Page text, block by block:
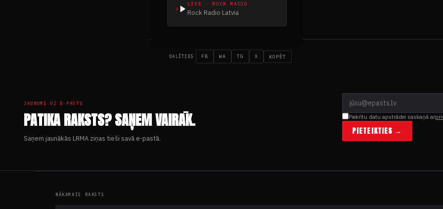
LIVE · ROCK RADIO
Rock Radio Latvia
DALĪTIES FB WA TG X KOPĒT
JAUNUMI UZ E-PASTU
PATIKA RAKSTS? SAŅEM VAIRĀK.
Saņem jaunākās LRMA ziņas tieši savā e-pastā.
Piekrītu datu apstrādei saskaņā ar
PIETEIKTIES →
NĀKAMAIS RAKSTS